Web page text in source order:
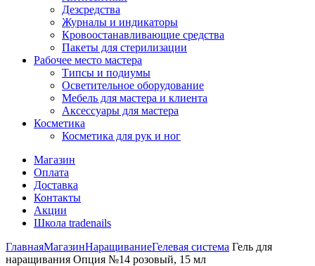
Дезсредства
Журналы и индикаторы
Кровоостанавливающие средства
Пакеты для стерилизации
Рабочее место мастера
Типсы и подиумы
Осветительное оборудование
Мебель для мастера и клиента
Аксессуары для мастера
Косметика
Косметика для рук и ног
Магазин
Оплата
Доставка
Контакты
Акции
Школа tradenails
ГлавнаяМагазинНаращиваниеГелевая система Гель для
наращивания Опция №14 розовый, 15 мл